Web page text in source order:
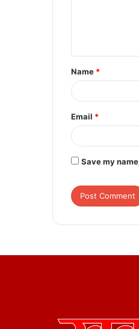
t
*
Name *
Email *
Save my